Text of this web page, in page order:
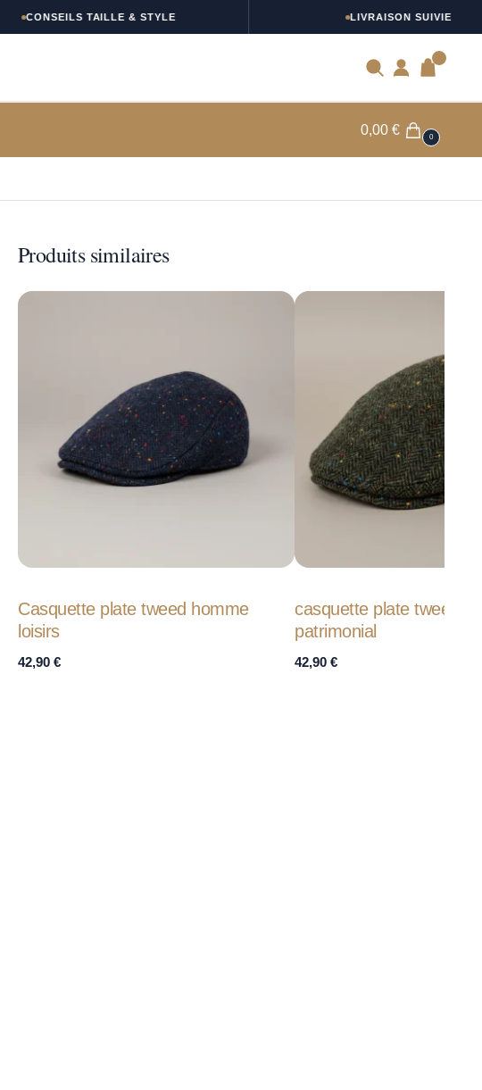
CONSEILS TAILLE & STYLE LIVRAISON SUIVIE
0,00€ 0
Produits similaires
Casquette plate tweed homme
loisirs
42,90€
casquette plate tweed
patrimonial
42,90€